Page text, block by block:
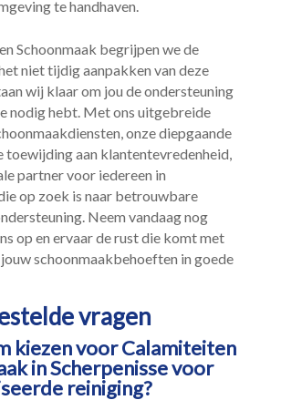
te handhaven.​
Schoonmaak begrijpen we de
niet tijdig aanpakken van deze
wij klaar om jou de ondersteuning
nodig hebt.​ Met ons uitgebreide
onze diepgaande
toewijding aan klantentevredenheid,
partner voor iedereen in
op zoek is naar betrouwbare
Neem vandaag nog
op en ervaar de rust die komt met
schoonmaakbehoeften in goede
vragen
kiezen voor Calamiteiten
in Scherpenisse voor
reiniging?